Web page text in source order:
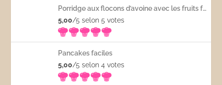
Porridge aux flocons d’avoine avec les fruits frais
5,00/5 selon 5votes
Pancakes faciles
5,00/5 selon 4votes